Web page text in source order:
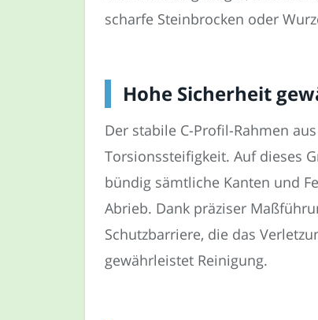
scharfe Steinbrocken oder
Hohe Sicherheit
Der stabile C-Profil-Rahmen
Torsionssteifigkeit. Auf dieses
bündig sämtliche Kanten und
Abrieb. Dank präziser
Schutzbarriere, die das
gewährleistet Reinigung.